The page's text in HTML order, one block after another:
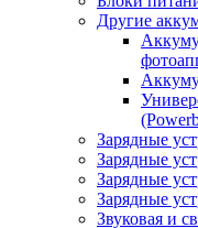
Другие
Зарядные
Зарядные
Зарядные
Зарядные
Звуковая и